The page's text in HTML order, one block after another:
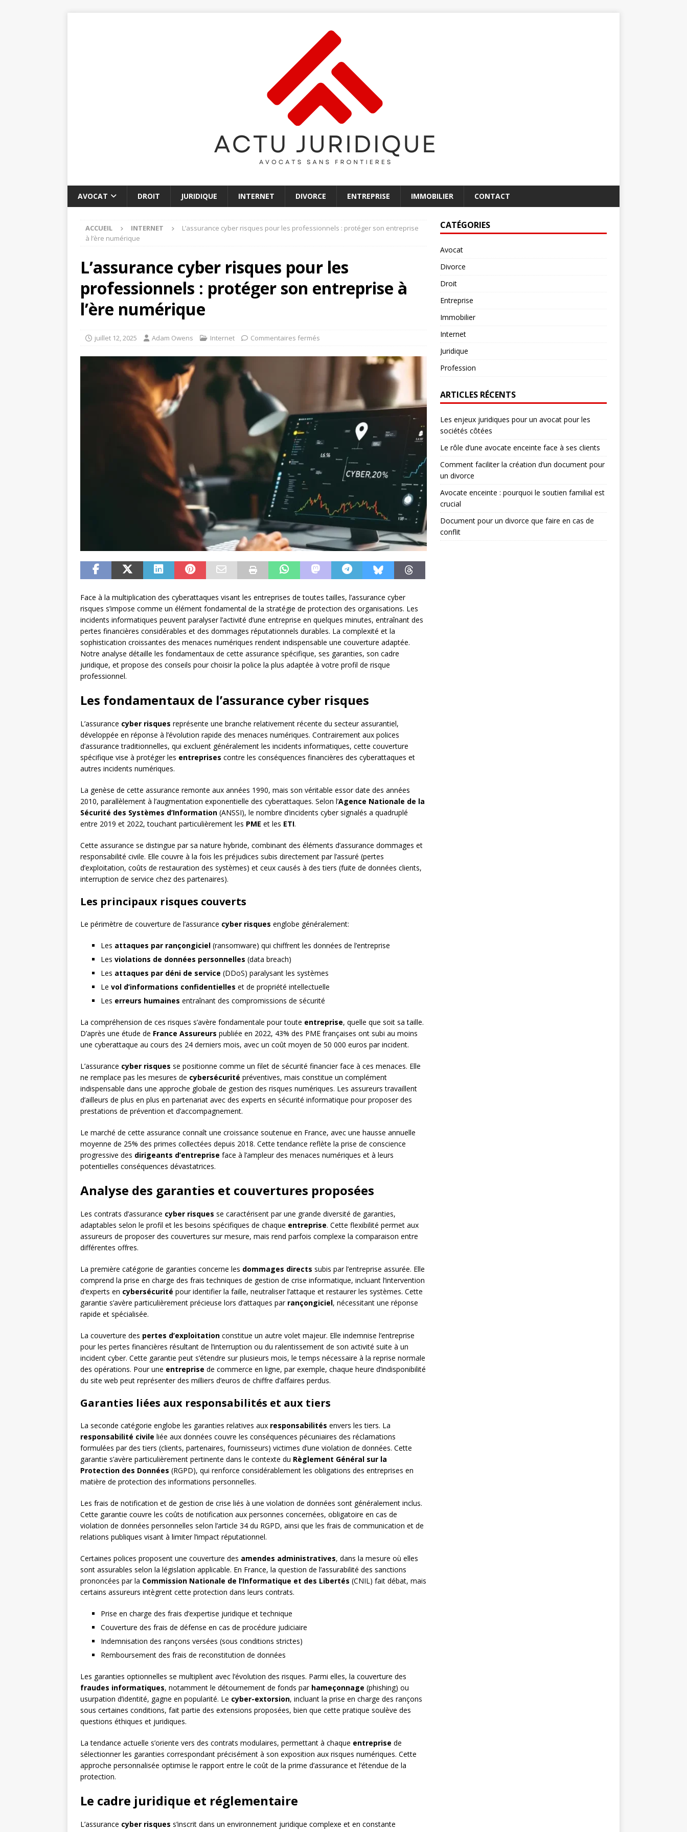
AVOCAT DROIT JURIDIQUE INTERNET DIVORCE ENTREPRISE IMMOBILIER CONTACT
ACCUEIL INTERNET
L’assurance cyber risques pour les professionnels : protéger son entreprise
à l’ère numérique
L’assurance cyber risques pour les
professionnels : protéger son entreprise à
l’ère numérique
juillet 12, 2025 Adam Owens Internet Commentaires fermés
Face à la multiplication des cyberattaques visant les entreprises de toutes tailles, l’assurance cyber
risques s’impose comme un élément fondamental de la stratégie de protection des organisations. Les
incidents informatiques peuvent paralyser l’activité d’une entreprise en quelques minutes, entraînant des
pertes financières considérables et des dommages réputationnels durables. La complexité et la
sophistication croissantes des menaces numériques rendent indispensable une couverture adaptée.
Notre analyse détaille les fondamentaux de cette assurance spécifique, ses garanties, son cadre
juridique, et propose des conseils pour choisir la police la plus adaptée à votre profil de risque
professionnel.
Les fondamentaux de l’assurance cyber risques
L’assurance cyber risques représente une branche relativement récente du secteur assurantiel,
développée en réponse à l’évolution rapide des menaces numériques. Contrairement aux polices
d’assurance traditionnelles, qui excluent généralement les incidents informatiques, cette couverture
spécifique vise à protéger les entreprises contre les conséquences financières des cyberattaques et
autres incidents numériques.
La genèse de cette assurance remonte aux années 1990, mais son véritable essor date des années
2010, parallèlement à l’augmentation exponentielle des cyberattaques. Selon l’Agence Nationale de la
Sécurité des Systèmes d’Information (ANSSI), le nombre d’incidents cyber signalés a quadruplé
entre 2019 et 2022, touchant particulièrement les PME et les ETI.
Cette assurance se distingue par sa nature hybride, combinant des éléments d’assurance dommages et
responsabilité civile. Elle couvre à la fois les préjudices subis directement par l’assuré (pertes
d’exploitation, coûts de restauration des systèmes) et ceux causés à des tiers (fuite de données clients,
interruption de service chez des partenaires).
Les principaux risques couverts
Le périmètre de couverture de l’assurance cyber risques englobe généralement:
Les attaques par rançongiciel (ransomware) qui chiffrent les données de l’entreprise
Les violations de données personnelles (data breach)
Les attaques par déni de service (DDoS) paralysant les systèmes
Le vol d’informations confidentielles et de propriété intellectuelle
Les erreurs humaines entraînant des compromissions de sécurité
La compréhension de ces risques s’avère fondamentale pour toute entreprise, quelle que soit sa taille.
D’après une étude de France Assureurs publiée en 2022, 43% des PME françaises ont subi au moins
une cyberattaque au cours des 24 derniers mois, avec un coût moyen de 50 000 euros par incident.
L’assurance cyber risques se positionne comme un filet de sécurité financier face à ces menaces. Elle
ne remplace pas les mesures de cybersécurité préventives, mais constitue un complément
indispensable dans une approche globale de gestion des risques numériques. Les assureurs travaillent
d’ailleurs de plus en plus en partenariat avec des experts en sécurité informatique pour proposer des
prestations de prévention et d’accompagnement.
Le marché de cette assurance connaît une croissance soutenue en France, avec une hausse annuelle
moyenne de 25% des primes collectées depuis 2018. Cette tendance reflète la prise de conscience
progressive des dirigeants d’entreprise face à l’ampleur des menaces numériques et à leurs
potentielles conséquences dévastatrices.
Analyse des garanties et couvertures proposées
Les contrats d’assurance cyber risques se caractérisent par une grande diversité de garanties,
adaptables selon le profil et les besoins spécifiques de chaque entreprise. Cette flexibilité permet aux
assureurs de proposer des couvertures sur mesure, mais rend parfois complexe la comparaison entre
différentes offres.
La première catégorie de garanties concerne les dommages directs subis par l’entreprise assurée. Elle
comprend la prise en charge des frais techniques de gestion de crise informatique, incluant l’intervention
d’experts en cybersécurité pour identifier la faille, neutraliser l’attaque et restaurer les systèmes. Cette
garantie s’avère particulièrement précieuse lors d’attaques par rançongiciel, nécessitant une réponse
rapide et spécialisée.
La couverture des pertes d’exploitation constitue un autre volet majeur. Elle indemnise l’entreprise
pour les pertes financières résultant de l’interruption ou du ralentissement de son activité suite à un
incident cyber. Cette garantie peut s’étendre sur plusieurs mois, le temps nécessaire à la reprise normale
des opérations. Pour une entreprise de commerce en ligne, par exemple, chaque heure d’indisponibilité
du site web peut représenter des milliers d’euros de chiffre d’affaires perdus.
Garanties liées aux responsabilités et aux tiers
La seconde catégorie englobe les garanties relatives aux responsabilités envers les tiers. La
responsabilité civile liée aux données couvre les conséquences pécuniaires des réclamations
formulées par des tiers (clients, partenaires, fournisseurs) victimes d’une violation de données. Cette
garantie s’avère particulièrement pertinente dans le contexte du Règlement Général sur la
Protection des Données (RGPD), qui renforce considérablement les obligations des entreprises en
matière de protection des informations personnelles.
Les frais de notification et de gestion de crise liés à une violation de données sont généralement inclus.
Cette garantie couvre les coûts de notification aux personnes concernées, obligatoire en cas de
violation de données personnelles selon l’article 34 du RGPD, ainsi que les frais de communication et de
relations publiques visant à limiter l’impact réputationnel.
Certaines polices proposent une couverture des amendes administratives, dans la mesure où elles
sont assurables selon la législation applicable. En France, la question de l’assurabilité des sanctions
prononcées par la Commission Nationale de l’Informatique et des Libertés (CNIL) fait débat, mais
certains assureurs intègrent cette protection dans leurs contrats.
Prise en charge des frais d’expertise juridique et technique
Couverture des frais de défense en cas de procédure judiciaire
Indemnisation des rançons versées (sous conditions strictes)
Remboursement des frais de reconstitution de données
Les garanties optionnelles se multiplient avec l’évolution des risques. Parmi elles, la couverture des
fraudes informatiques, notamment le détournement de fonds par hameçonnage (phishing) ou
usurpation d’identité, gagne en popularité. Le cyber-extorsion, incluant la prise en charge des rançons
sous certaines conditions, fait partie des extensions proposées, bien que cette pratique soulève des
questions éthiques et juridiques.
La tendance actuelle s’oriente vers des contrats modulaires, permettant à chaque entreprise de
sélectionner les garanties correspondant précisément à son exposition aux risques numériques. Cette
approche personnalisée optimise le rapport entre le coût de la prime d’assurance et l’étendue de la
protection.
Le cadre juridique et réglementaire
L’assurance cyber risques s’inscrit dans un environnement juridique complexe et en constante
CATÉGORIES
Avocat
Divorce
Droit
Entreprise
Immobilier
Internet
Juridique
Profession
ARTICLES RÉCENTS
Les enjeux juridiques pour un avocat pour les
sociétés côtées
Le rôle d’une avocate enceinte face à ses clients
Comment faciliter la création d’un document pour
un divorce
Avocate enceinte : pourquoi le soutien familial est
crucial
Document pour un divorce que faire en cas de
conflit